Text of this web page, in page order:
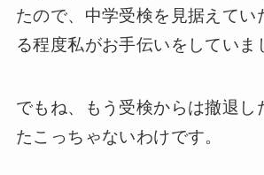
たので、中学受検を見据えてい
る程度私がお手伝いをしていま
でもね、もう受検からは撤退し
たこっちゃないわけです。